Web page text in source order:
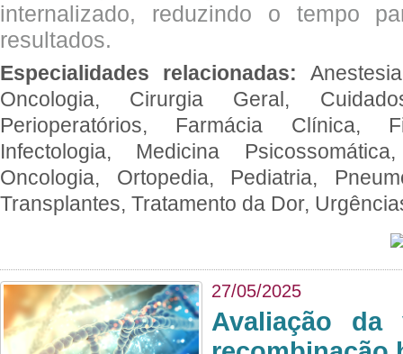
internalizado, reduzindo o tempo
resultados.
Especialidades relacionadas:
Oncologia, Cirurgia Geral,
Perioperatórios, Farmácia Clínica,
Infectologia, Medicina
Oncologia, Ortopedia, Pediatria,
Transplantes, Tratamento da Dor,
27/05/2025
Avaliação